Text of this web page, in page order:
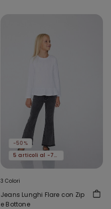
-50%
5 articoli al -70%
3 Colori
Jeans Lunghi Flare con Zip
e Bottone